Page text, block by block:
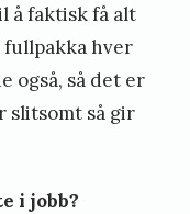
å faktisk få alt
fullpakka hver
også, så det er
slitsomt så gir
i jobb?